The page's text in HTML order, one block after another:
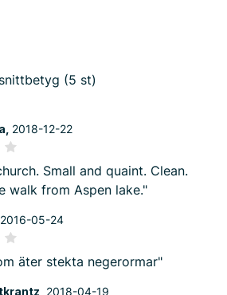
(5 st)
2018-12-22
Small and quaint. Clean.
walk from Aspen lake."
2016-05-24
äter stekta negerormar"
2018-04-19